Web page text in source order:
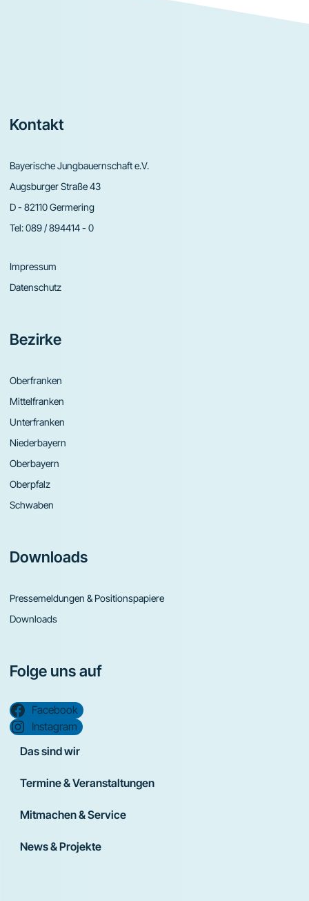
Footer
Kontakt
Bayerische Jungbauernschaft e.V.
Augsburger Straße 43
D - 82110 Germering
Tel:089 / 894414 - 0
Impressum
Datenschutz
Bezirke
Oberfranken
Mittelfranken
Unterfranken
Niederbayern
Oberbayern
Oberpfalz
Schwaben
Downloads
Pressemeldungen & Positionspapiere
Downloads
Folge uns auf
Facebook
Instagram
Das sind wir
Termine & Veranstaltungen
Mitmachen & Service
News & Projekte